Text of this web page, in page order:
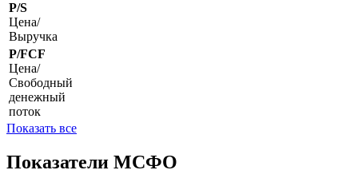
P/S
Цена/
Выручка
P/FCF
Цена/
Свободный
денежный
поток
Показать все
Показатели МСФО